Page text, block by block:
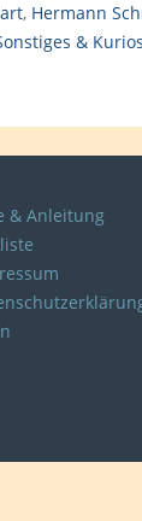
, Hermann
&
& Anleitung